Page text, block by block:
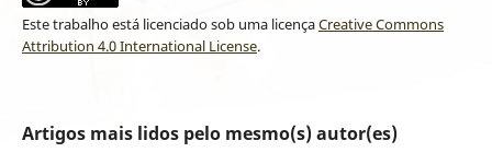
Este trabalho está licenciado sob uma licençaCreative Commons
Attribution 4.0 International License.
Artigos mais lidos pelo mesmo(s) autor(es)